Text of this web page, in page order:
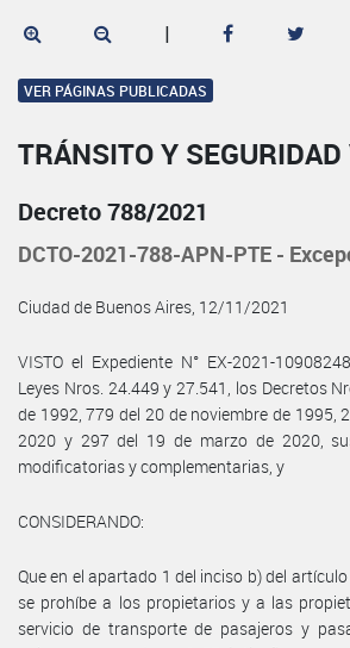
|
VER PÁGINAS PUBLICADAS
TRÁNSITO Y
Decreto 788/2021
DCTO-2021-788-APN-PTE -
Ciudad de Buenos Aires, 12/11/2021
VISTO el Expediente N° EX-2021-
Leyes Nros. 24.449 y 27.541, los Decretos
de 1992, 779 del 20 de noviembre de 1995,
2020 y 297 del 19 de marzo de 2020,
modificatorias y complementarias, y
CONSIDERANDO:
Que en el apartado 1 del inciso b) del
se prohíbe a los propietarios y a las
servicio de transporte de pasajeros y